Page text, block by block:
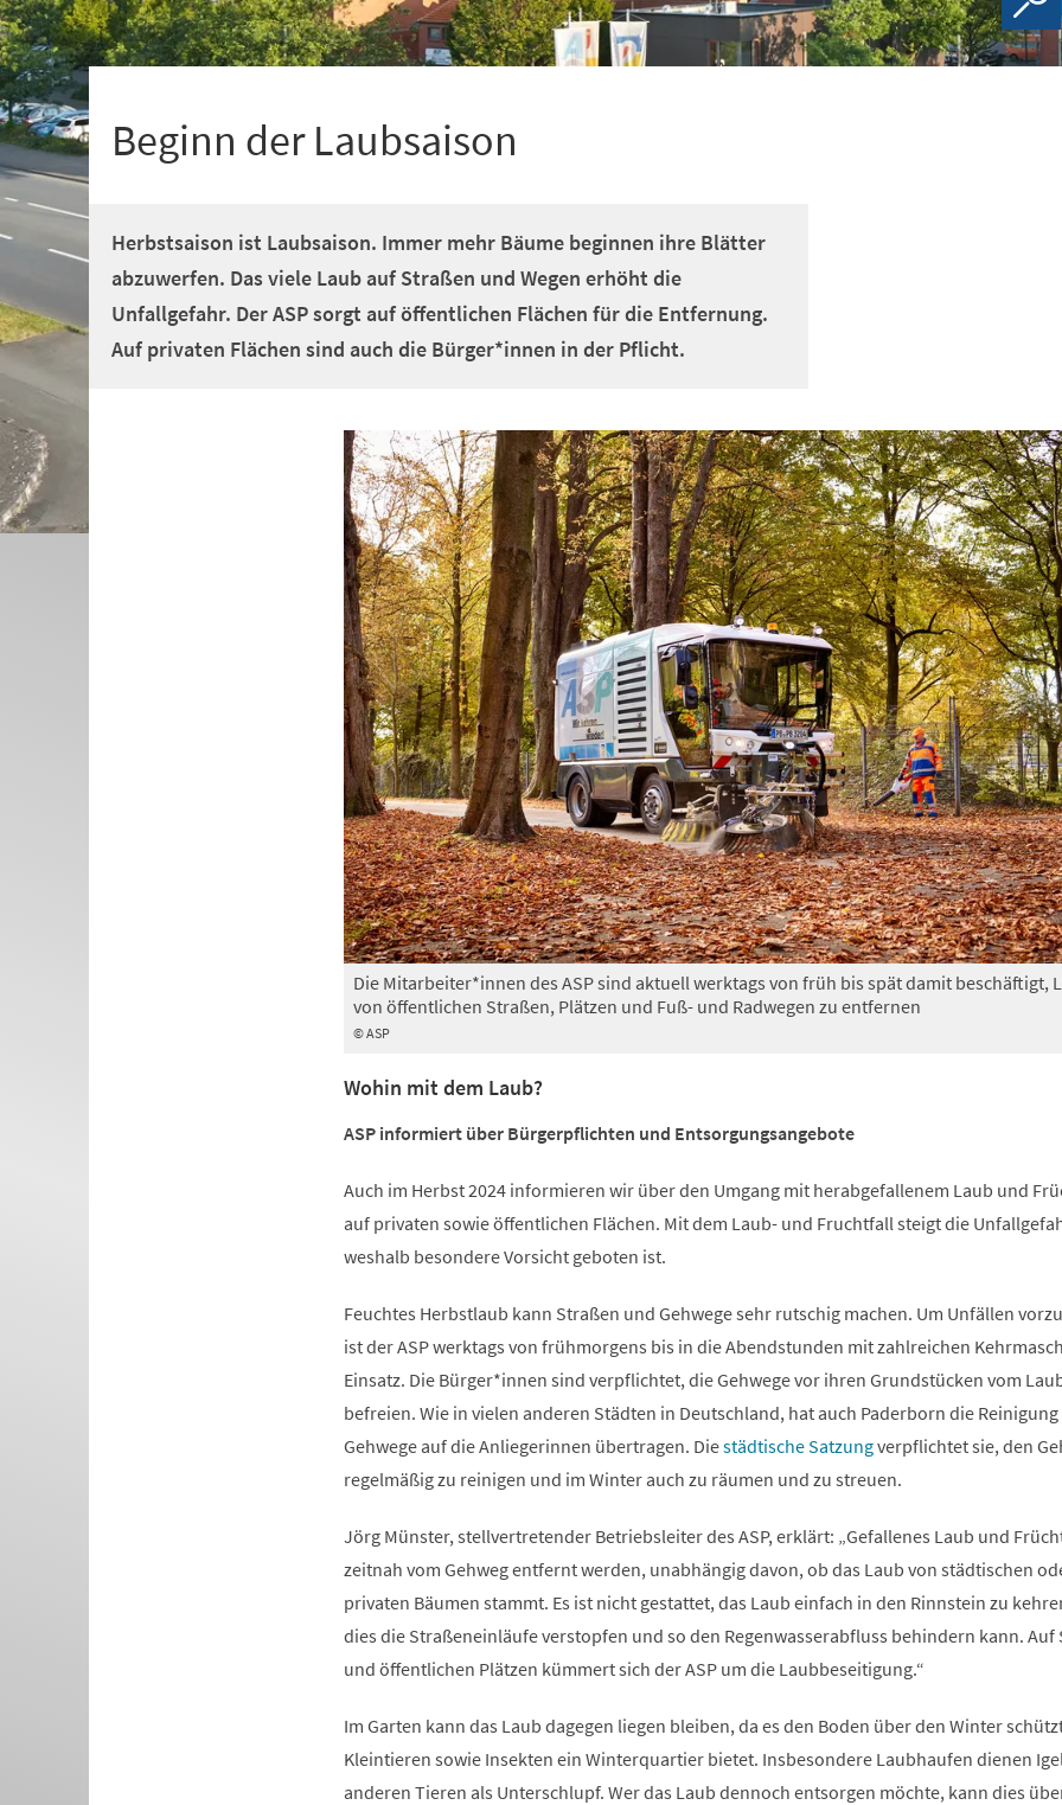
+
1
Beginn der Laubsaison
Herbstsaison ist Laubsaison. Immer mehr Bäume beginnen ihre Blätter
abzuwerfen. Das viele Laub auf Straßen und Wegen erhöht die
Unfallgefahr. Der ASP sorgt auf öffentlichen Flächen für die Entfernung.
Auf privaten Flächen sind auch die Bürger*innen in der Pflicht.
© ASP
Die Mitarbeiter*innen des ASP sind aktuell werktags von früh bis spät damit beschäftigt,
von öffentlichen Straßen, Plätzen und Fuß- und Radwegen zu entfernen
Wohin mit dem Laub?
ASP informiert über Bürgerpflichten und Entsorgungsangebote
Auch im Herbst 2024 informieren wir über den Umgang mit herabgefallenem Laub und
auf privaten sowie öffentlichen Flächen. Mit dem Laub- und Fruchtfall steigt die
weshalb besondere Vorsicht geboten ist.
Feuchtes Herbstlaub kann Straßen und Gehwege sehr rutschig machen. Um Unfällen
ist der ASP werktags von frühmorgens bis in die Abendstunden mit zahlreichen
Einsatz. Die Bürger*innen sind verpflichtet, die Gehwege vor ihren Grundstücken vom
befreien. Wie in vielen anderen Städten in Deutschland, hat auch Paderborn die
Gehwege auf die Anliegerinnen übertragen. Diestädtische Satzungverpflichtet sie, den
regelmäßig zu reinigen und im Winter auch zu räumen und zu streuen.
Jörg Münster, stellvertretender Betriebsleiter des ASP, erklärt: „Gefallenes Laub und
zeitnah vom Gehweg entfernt werden, unabhängig davon, ob das Laub von städtischen
privaten Bäumen stammt. Es ist nicht gestattet, das Laub einfach in den Rinnstein zu
dies die Straßeneinläufe verstopfen und so den Regenwasserabfluss behindern kann. Auf
und öffentlichen Plätzen kümmert sich der ASP um die Laubbeseitigung.“
Im Garten kann das Laub dagegen liegen bleiben, da es den Boden über den Winter
Kleintieren sowie Insekten ein Winterquartier bietet. Insbesondere Laubhaufen dienen
anderen Tieren als Unterschlupf. Wer das Laub dennoch entsorgen möchte, kann dies